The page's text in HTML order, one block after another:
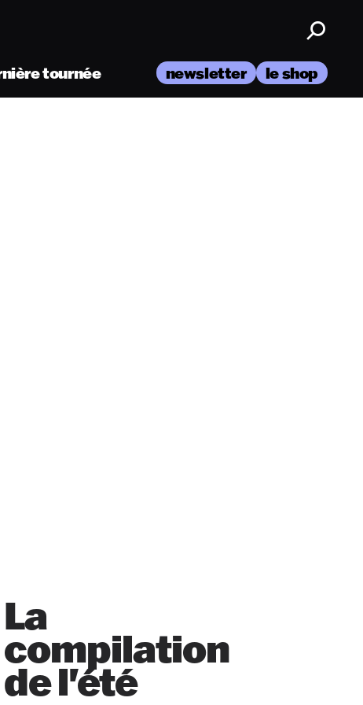
tournée newsletter le shop
La
compilation
de l'été